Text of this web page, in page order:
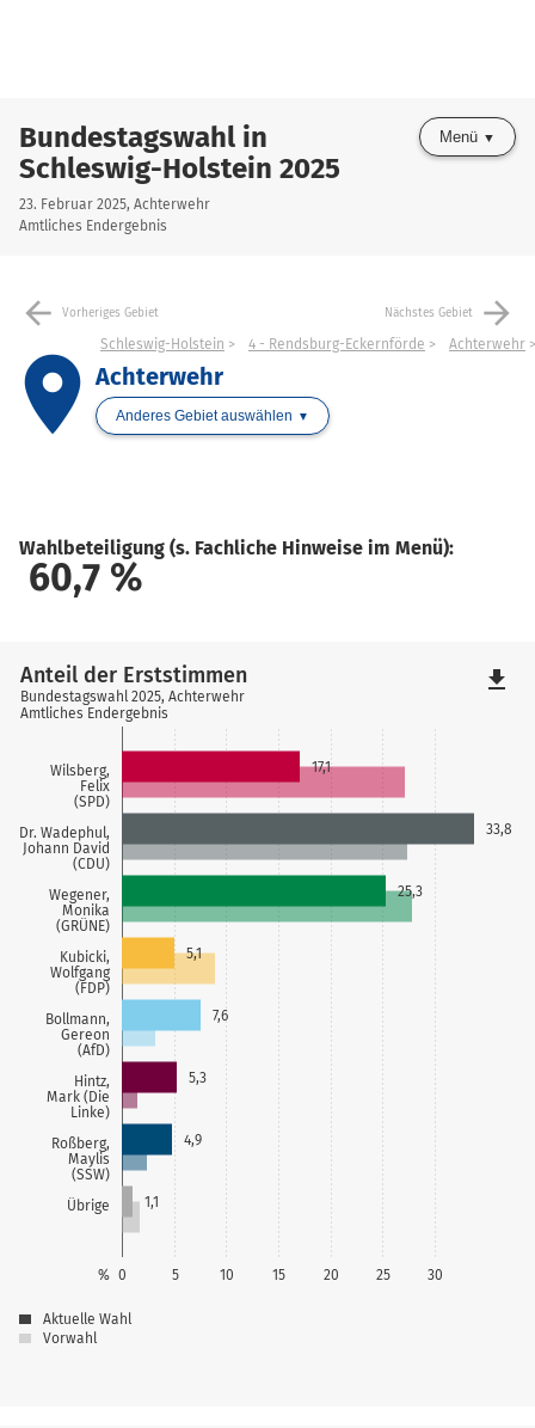
Bundestagswahl in
Schleswig-Holstein 2025
23. Februar 2025, Achterwehr
Amtliches Endergebnis
Menü
arrow_back Vorheriges Gebiet Nächstes Gebiet arrow_forward
place
Schleswig-Holstein 4 - Rendsburg-Eckernförde Achterwehr
Achterwehr
Anderes Gebiet auswählen
Wahlbeteiligung (s. Fachliche Hinweise im Menü):
60,7 %
Wilsberg,
Felix
(SPD)
Dr. Wadephul,
Johann David
(CDU)
Wegener,
Monika
(GRÜNE)
Kubicki,
Wolfgang
(FDP)
Bollmann,
Gereon
(AfD)
Hintz,
Mark (Die
Linke)
Roßberg,
Maylis
(SSW)
Übrige
0 5 10 15 20 25 30
%
17,1
33,8
25,3
5,1
7,6
5,3
4,9
1,1
Anteil der Erststimmen
Bundestagswahl 2025, Achterwehr
Amtliches Endergebnis
Aktuelle Wahl
Vorwahl
file_download